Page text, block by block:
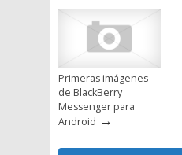
Primeras imágenes
de BlackBerry
Messenger para
Android →